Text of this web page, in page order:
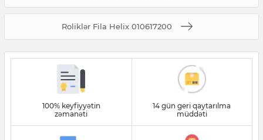
Roliklər Fila Helix 010617200
100% keyfiyyətin
zəmanəti
14 gün geri qaytarılma
müddəti